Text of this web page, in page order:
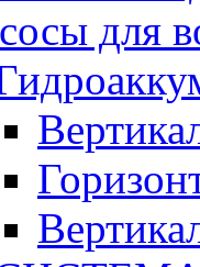
для